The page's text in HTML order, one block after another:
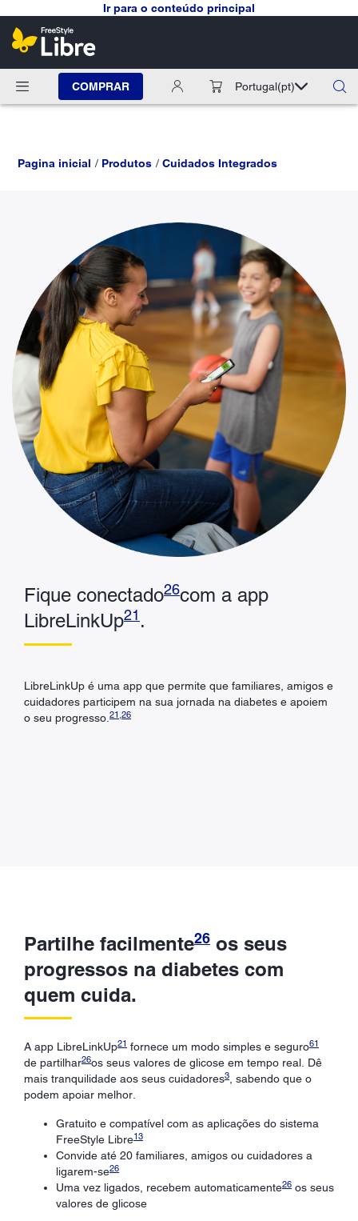
Ir para o conteúdo principal
COMPRAR Portugal(pt)
Pagina inicial Produtos Cuidados Integrados
Fique conectado26com a app
LibreLinkUp21 .
LibreLinkUp é uma app que permite que familiares, amigos e
cuidadores participem na sua jornada na diabetes e apoiem
o seu progresso. 21 26
Partilhe facilmente26 os seus
progressos na diabetes com
quem cuida.
A app LibreLinkUp21 fornece um modo simples e seguro61
de partilhar26os seus valores de glicose em tempo real. Dê
mais tranquilidade aos seus cuidadores3 , sabendo que o
podem apoiar melhor.
Gratuito e compatível com as aplicações do sistema
FreeStyle Libre13
Convide até 20 familiares, amigos ou cuidadores a
ligarem-se26
Uma vez ligados, recebem automaticamente26 os seus
valores de glicose